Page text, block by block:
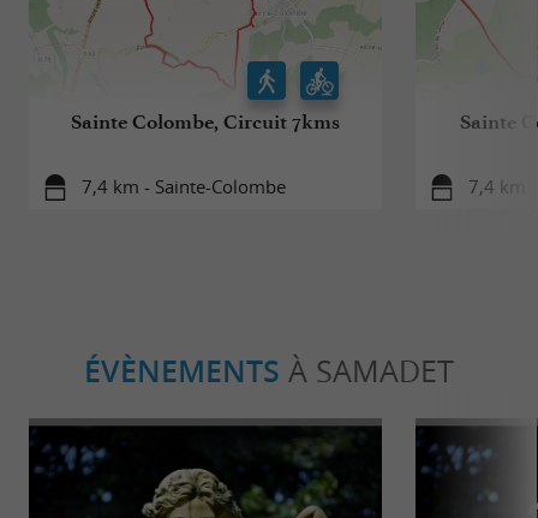
Sainte Colombe, Circuit 7kms
7,4 km - Sainte-Colombe
Sainte
7,4 km
ÉVÈNEMENTS À SAMADET